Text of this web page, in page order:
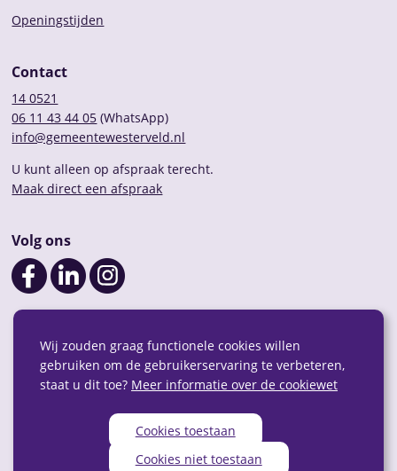
Wij zouden graag functionele cookies willen
gebruiken om de gebruikerservaring te verbeteren,
staat u dit toe? Meer informatie over de cookiewet
Cookies toestaan
Cookies niet toestaan
Openingstijden
Contact
14 0521
06 11 43 44 05 (WhatsApp)
info@gemeentewesterveld.nl
U kunt alleen op afspraak terecht.
Maak direct een afspraak
Volg ons
Over deze website Webarchief